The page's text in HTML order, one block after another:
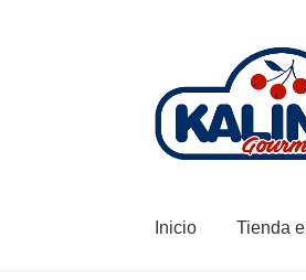
la
navegación
contenido
Inicio Tienda